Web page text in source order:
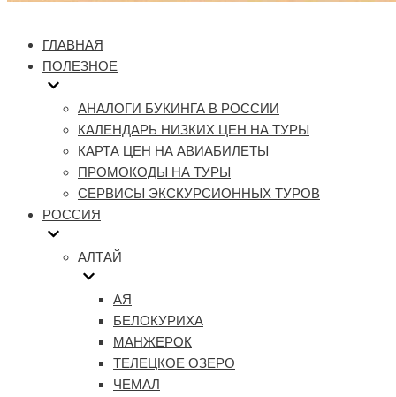
ГЛАВНАЯ
ПОЛЕЗНОЕ
АНАЛОГИ БУКИНГА В РОССИИ
КАЛЕНДАРЬ НИЗКИХ ЦЕН НА ТУРЫ
КАРТА ЦЕН НА АВИАБИЛЕТЫ
ПРОМОКОДЫ НА ТУРЫ
СЕРВИСЫ ЭКСКУРСИОННЫХ ТУРОВ
РОССИЯ
АЛТАЙ
АЯ
БЕЛОКУРИХА
МАНЖЕРОК
ТЕЛЕЦКОЕ ОЗЕРО
ЧЕМАЛ